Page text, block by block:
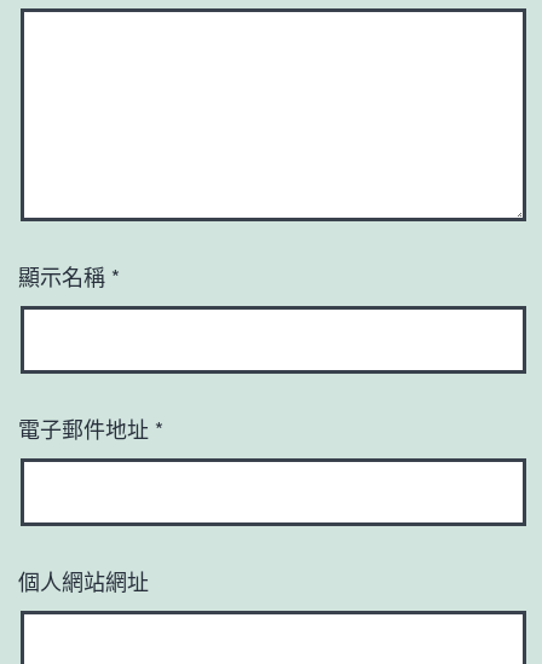
顯示名稱 *
電子郵件地址 *
個人網站網址